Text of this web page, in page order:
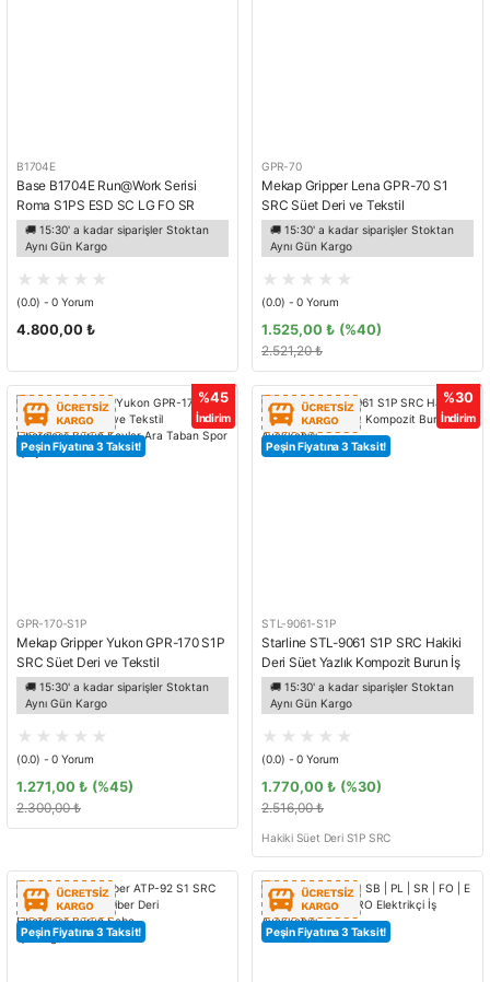
B1704E
Base B1704E Run@Work Serisi
Roma S1PS ESD SC LG FO SR
Kompozit Burun İş Ayakkabısı
🚚 15:30' a kadar siparişler Stoktan
Aynı Gün Kargo
(0.0) - 0 Yorum
4.800,00 ₺
GPR-70
Mekap Gripper Lena GPR-70 S1
SRC Süet Deri ve Tekstil
Fiberglass Burun Spor İş Ayakkabısı
🚚 15:30' a kadar siparişler Stoktan
Aynı Gün Kargo
(0.0) - 0 Yorum
1.525,00 ₺
2.521,20 ₺
(%40)
%45
İndirim
Peşin Fiyatına 3 Taksit!
GPR-170-S1P
Mekap Gripper Yukon GPR-170 S1P
SRC Süet Deri ve Tekstil
Fiberglass Burun Kevlar Ara Taban
Spor İş Ayakkabısı
🚚 15:30' a kadar siparişler Stoktan
Aynı Gün Kargo
(0.0) - 0 Yorum
1.271,00 ₺
2.300,00 ₺
(%45)
%30
İndirim
Peşin Fiyatına 3 Taksit!
STL-9061-S1P
Starline STL-9061 S1P SRC Hakiki
Deri Süet Yazlık Kompozit Burun İş
Ayakkabısı
🚚 15:30' a kadar siparişler Stoktan
Aynı Gün Kargo
(0.0) - 0 Yorum
1.770,00 ₺
2.516,00 ₺
(%30)
Hakiki Süet Deri S1P SRC
Peşin Fiyatına 3 Taksit! Peşin Fiyatına 3 Taksit!